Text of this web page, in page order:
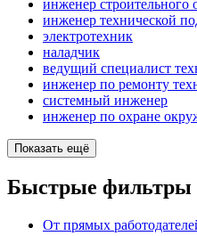
инженер строительного
инженер технической
электротехник
наладчик
ведущий специалист
инженер по ремонту
системный инженер
инженер по охране
Показать ещё
Быстрые фильтры
От прямых